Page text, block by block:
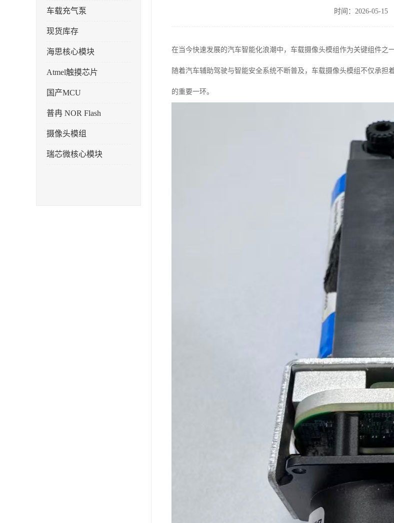
车载充气泵
现货库存
海思核心模块
Atmel触摸芯片
国产MCU
普冉 NOR Flash
摄像头模组
瑞芯微核心模块
时间：2026-05-15
在当今快速发展的汽车智能化浪潮中，车载摄像头模组作为关键组件之
随着汽车辅助驾驶与智能安全系统不断普及，车载摄像头模组不仅承
的重要一环。